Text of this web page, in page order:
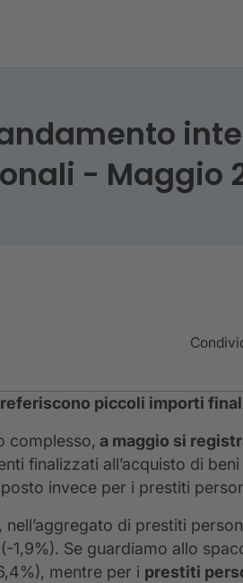
andamento
- Maggio
piccoli importi
complesso, a maggio si
finalizzati all’acquisto di
invece per i prestiti
, nell’aggregato di prestiti
1,9%). Se guardiamo allo
mentre per i prestiti